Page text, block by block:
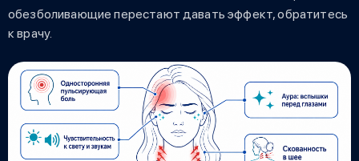
обезболивающие перестают давать эффект, обратитесь
к врачу.